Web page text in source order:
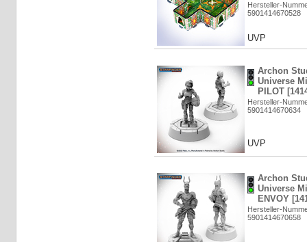
Hersteller-
5901414670528
UVP
Archon
Universe
PILOT
Hersteller-
5901414670634
UVP
Archon
Universe
ENVOY
Hersteller-
5901414670658